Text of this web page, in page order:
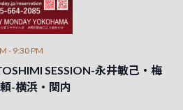
SESSION-永井敏己・梅
-横浜・関内
- 9:30 PM